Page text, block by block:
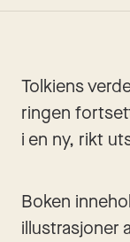
Tolkiens
ringen
i en ny, rikt
Boken
illustrasjoner